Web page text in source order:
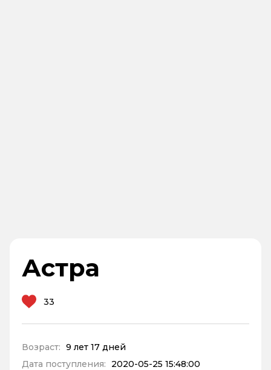
Астра
33
Возраст: 9 лет 17 дней
Дата поступления:
2020-05-25 15:48:00